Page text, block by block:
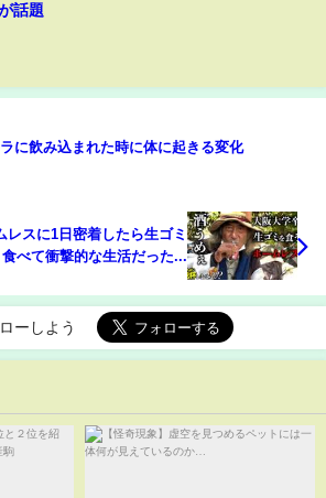
話題
に飲み込まれた時に体に起きる変化
レスに1日密着したら生ゴミ
食べて衝撃的な生活だった...
ーしよう